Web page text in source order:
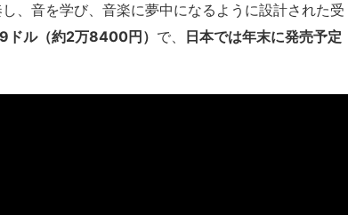
、音を学び、音楽に夢中になるように設計された受
ドル（約2万8400円） で、 日本では年末に発売予定